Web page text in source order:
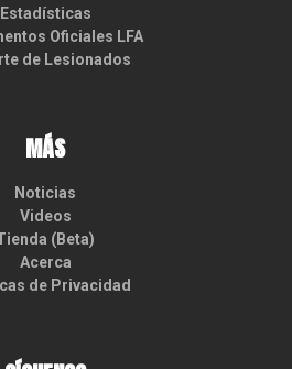
Estadísticas
Oficiales LFA
de Lesionados
MÁS
Noticias
Videos
(Beta)
Acerca
de Privacidad